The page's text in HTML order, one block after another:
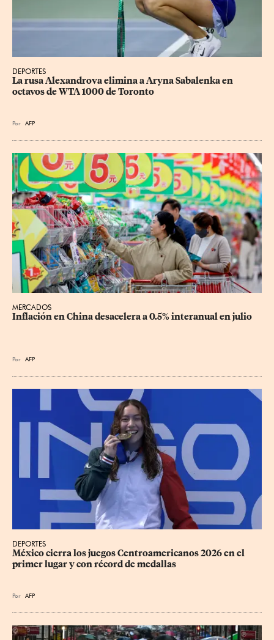
DEPORTES
La rusa Alexandrova elimina a Aryna Sabalenka en
octavos de WTA 1000 de Toronto
Por AFP
MERCADOS
Inflación en China desacelera a 0.5% interanual en julio
Por AFP
DEPORTES
México cierra los juegos Centroamericanos 2026 en el
primer lugar y con récord de medallas
Por AFP